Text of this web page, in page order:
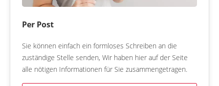
Per Post
Sie können einfach ein formloses Schreiben an die
zuständige Stelle senden, Wir haben hier auf der Seite
alle nötigen Informationen für Sie zusammengetragen.